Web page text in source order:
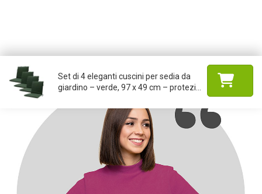
Set di 4 eleganti cuscini per sedia da
giardino – verde, 97 x 49 cm – protezi...